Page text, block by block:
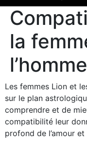
la
Les femmes Lion et
sur le plan
comprendre et de
compatibilité leur
profond de l’amour